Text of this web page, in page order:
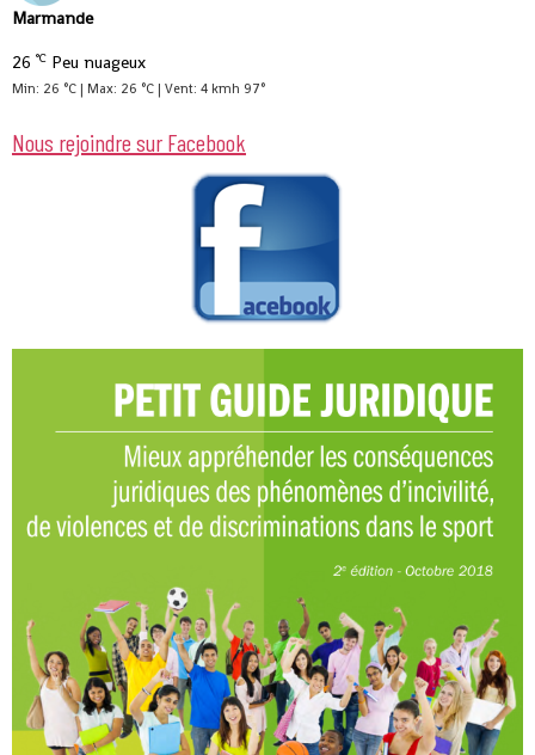
Marmande
26 °C Peu nuageux
Min: 26 °C | Max: 26 °C | Vent: 4 kmh 97°
Nous rejoindre sur Facebook